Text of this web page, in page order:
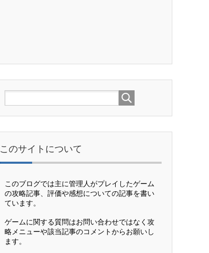
このサイトについて
このブログでは主に管理人がプレイしたゲーム
の攻略記事、評価や感想についての記事を書い
ています。
ゲームに関する質問はお問い合わせではなく攻
略メニューや該当記事のコメントからお願いし
ます。